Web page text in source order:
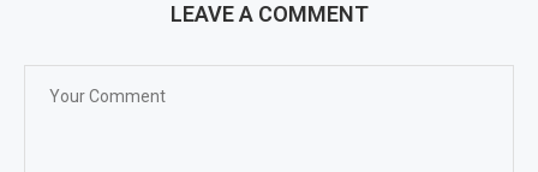
LEAVE A COMMENT